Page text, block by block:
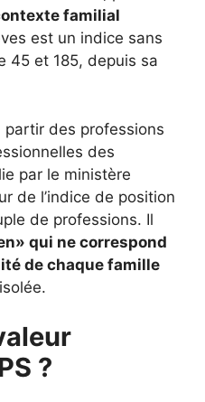
familial
est un indice sans
45 et 185, depuis sa
partir des professions
des
par le ministère
de l’indice de position
de professions. Il
qui ne correspond
de chaque famille
?